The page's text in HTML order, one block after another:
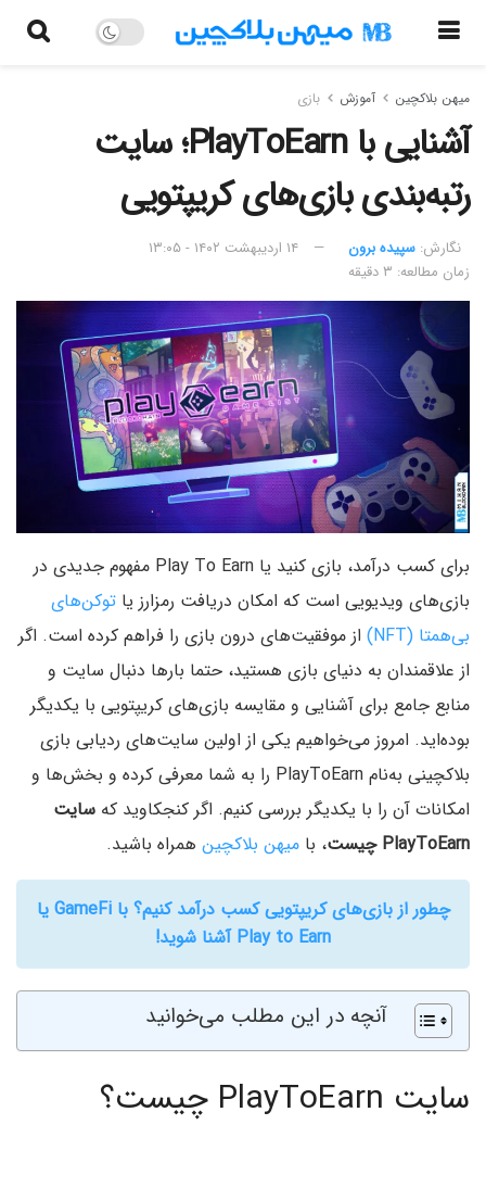
میهن بلاکچین آموزش بازی
آشنایی با PlayToEarn؛ سایت
رتبه‌بندی بازی‌های کریپتویی
نگارش:‌ سپیده برون
۱۴ اردیبهشت ۱۴۰۲ - ۱۳:۰۵
زمان مطالعه: ۳ دقیقه
برای کسب درآمد، بازی کنید یا Play To Earn مفهوم جدیدی در
بازی‌های ویدیویی است که امکان دریافت رمزارز یا توکن‌های
بی‌همتا (NFT)
از موفقیت‌های درون بازی را فراهم کرده است. اگر
از علاقمندان به دنیای بازی هستید، حتما بارها دنبال سایت و
منابع جامع برای آشنایی و مقایسه بازی‌های کریپتویی با یکدیگر
بوده‌اید. امروز می‌خواهیم یکی از اولین سایت‌های ردیابی بازی‌
بلاکچینی به‌نام PlayToEarn را به شما معرفی کرده و بخش‌ها و
امکانات آن را با یکدیگر بررسی کنیم. اگر کنجکاوید که سایت
PlayToEarn چیست
، با میهن بلاکچین همراه باشید.
چطور از بازی‌های کریپتویی کسب درآمد کنیم؟ با GameFi‌ یا
Play to Earn آشنا شوید!
آنچه در این مطلب می‌خوانید
سایت PlayToEarn چیست؟